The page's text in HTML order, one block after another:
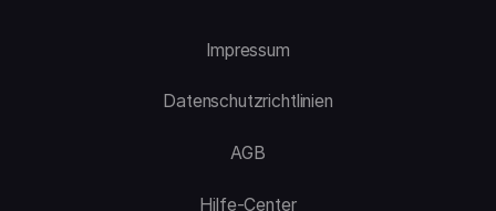
Impressum
Datenschutzrichtlinien
AGB
Hilfe-Center